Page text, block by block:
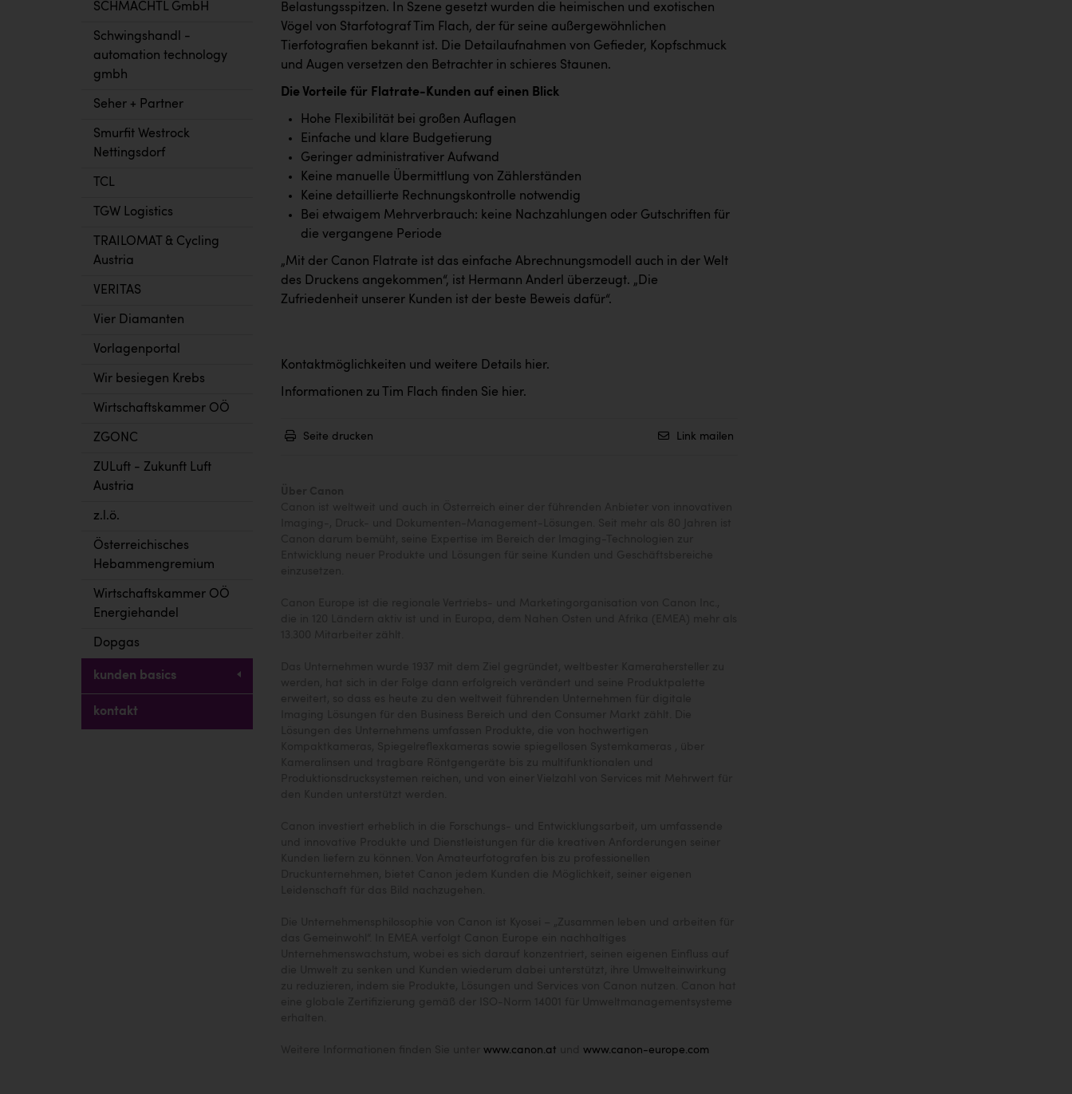
SCHMACHTL GmbH
Schwingshandl -
automation technology
gmbh
Seher + Partner
Smurfit Westrock
Nettingsdorf
TCL
TGW Logistics
TRAILOMAT & Cycling
Austria
VERITAS
Vier Diamanten
Vorlagenportal
Wir besiegen Krebs
Wirtschaftskammer OÖ
ZGONC
ZULuft - Zukunft Luft
Austria
z.l.ö.
Österreichisches
Hebammengremium
Wirtschaftskammer OÖ
Energiehandel
Dopgas
kunden basics
kontakt
Belastungsspitzen. In Szene gesetzt wurden die heimischen und exotischen
Vögel von Starfotograf Tim Flach, der für seine außergewöhnlichen
Tierfotografien bekannt ist. Die Detailaufnahmen von Gefieder, Kopfschmuck
und Augen versetzen den Betrachter in schieres Staunen.
Die Vorteile für Flatrate-Kunden auf einen Blick
Hohe Flexibilität bei großen Auflagen
Einfache und klare Budgetierung
Geringer administrativer Aufwand
Keine manuelle Übermittlung von Zählerständen
Keine detaillierte Rechnungskontrolle notwendig
Bei etwaigem Mehrverbrauch: keine Nachzahlungen oder Gutschriften für
die vergangene Periode
„Mit der Canon Flatrate ist das einfache Abrechnungsmodell auch in der Welt
des Druckens angekommen“, ist Hermann Anderl überzeugt. „Die
Zufriedenheit unserer Kunden ist der beste Beweis dafür“.
Kontaktmöglichkeiten und weitere Details hier.
Informationen zu Tim Flach finden Sie hier.
Seite drucken Link mailen
www.canon.at www.canon-europe.com